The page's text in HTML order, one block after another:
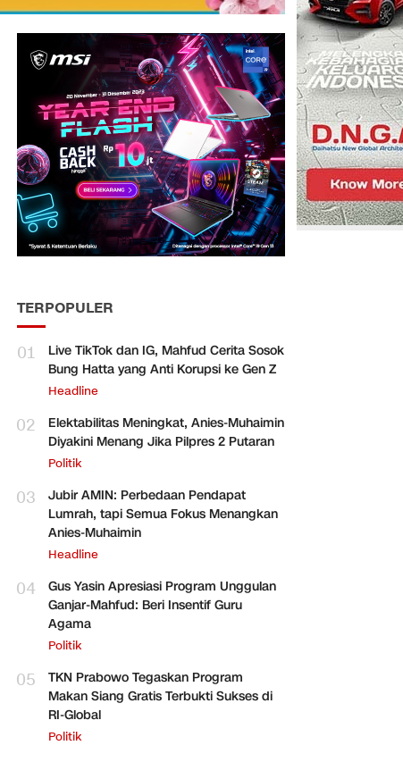
TERPOPULER
01
Live TikTok dan IG, Mahfud Cerita Sosok
Bung Hatta yang Anti Korupsi ke Gen Z
Headline
02
Elektabilitas Meningkat, Anies-Muhaimin
Diyakini Menang Jika Pilpres 2 Putaran
Politik
03
Jubir AMIN: Perbedaan Pendapat
Lumrah, tapi Semua Fokus Menangkan
Anies-Muhaimin
Headline
04
Gus Yasin Apresiasi Program Unggulan
Ganjar-Mahfud: Beri Insentif Guru
Agama
Politik
05
TKN Prabowo Tegaskan Program
Makan Siang Gratis Terbukti Sukses di
RI-Global
Politik